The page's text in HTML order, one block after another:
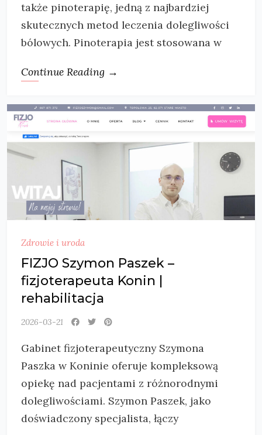
także pinoterapię, jedną z najbardziej
skutecznych metod leczenia dolegliwości
bólowych. Pinoterapia jest stosowana w
Continue Reading →
Zdrowie i uroda
FIZJO Szymon Paszek –
fizjoterapeuta Konin |
rehabilitacja
2026-03-21
Gabinet fizjoterapeutyczny Szymona
Paszka w Koninie oferuje kompleksową
opiekę nad pacjentami z różnorodnymi
dolegliwościami. Szymon Paszek, jako
doświadczony specjalista, łączy